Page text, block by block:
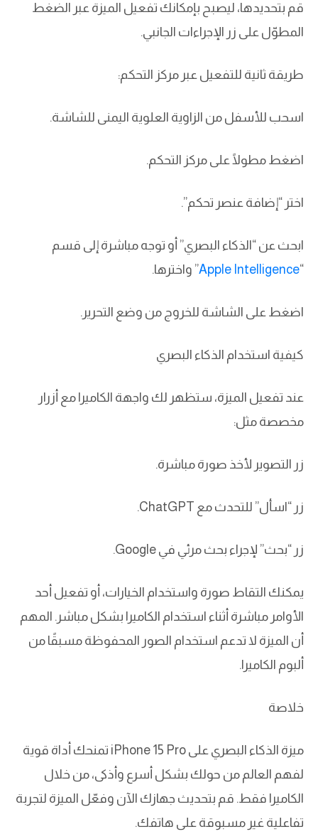
قم بتحديدها، ليصبح بإمكانك تفعيل الميزة عبر الضغط
المطوّل على زر الإجراءات الجانبي.
طريقة ثانية للتفعيل عبر مركز التحكم:
اسحب للأسفل من الزاوية العلوية اليمنى للشاشة.
اضغط مطولًا على مركز التحكم.
اختر “إضافة عنصر تحكم”.
ابحث عن “الذكاء البصري” أو توجه مباشرة إلى قسم
“
Apple Intelligence” واخترها.
اضغط على الشاشة للخروج من وضع التحرير.
كيفية استخدام الذكاء البصري
عند تفعيل الميزة، ستظهر لك واجهة الكاميرا مع أزرار
مخصصة مثل:
زر التصوير لأخذ صورة مباشرة.
زر “اسأل” للتحدث مع ChatGPT.
زر “بحث” لإجراء بحث مرئي في Google.
يمكنك التقاط صورة واستخدام الخيارات، أو تفعيل أحد
الأوامر مباشرة أثناء استخدام الكاميرا بشكل مباشر. المهم
أن الميزة لا تدعم استخدام الصور المحفوظة مسبقًا من
ألبوم الكاميرا.
خلاصة
ميزة الذكاء البصري على iPhone 15 Pro تمنحك أداة قوية
لفهم العالم من حولك بشكل أسرع وأذكى، من خلال
الكاميرا فقط. قم بتحديث جهازك الآن وفعّل الميزة لتجربة
تفاعلية غير مسبوقة على هاتفك.